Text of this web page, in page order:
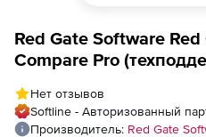
Red Gate Software Red
Compare Pro
Нет отзывов
Softline - Авторизованный
Производитель: Red Gate